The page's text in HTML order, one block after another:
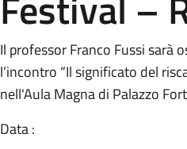
Il professor Franco Fussi sarà
l’incontro “Il significato del
nell'Aula Magna di Palazzo
Data :